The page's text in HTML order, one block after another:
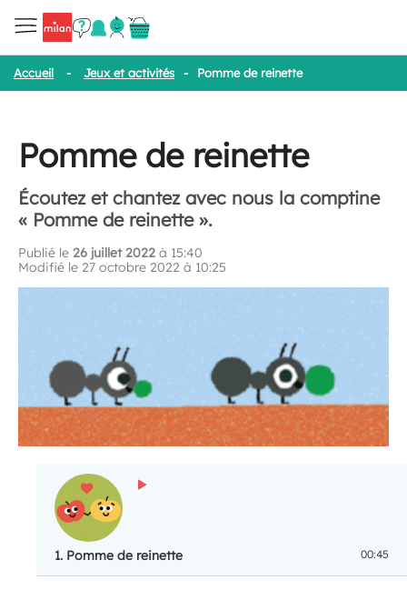
Accueil - Jeux et activités - Pomme de reinette
Pomme de reinette
Écoutez et chantez avec nous la comptine
« Pomme de reinette ».
Publié le 26 juillet 2022 à 15:40
Modifié le 27 octobre 2022 à 10:25
1. Pomme de reinette 00:45